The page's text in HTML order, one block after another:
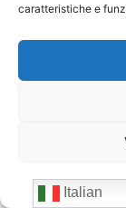
caratteristiche e
Mario
Italian